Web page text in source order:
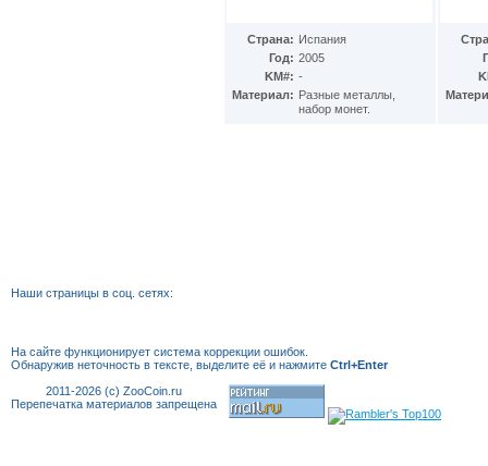
Страна: Испания
Год: 2005
KM#: -
Материал: Разные металлы,
набор монет.
Наши страницы в соц. сетях:
2011-2026 (c) ZooCoin.ru
Перепечатка материалов запрещена
На сайте функционирует система коррекции ошибок.
Обнаружив неточность в тексте, выделите её и нажмите Ctrl+Enter